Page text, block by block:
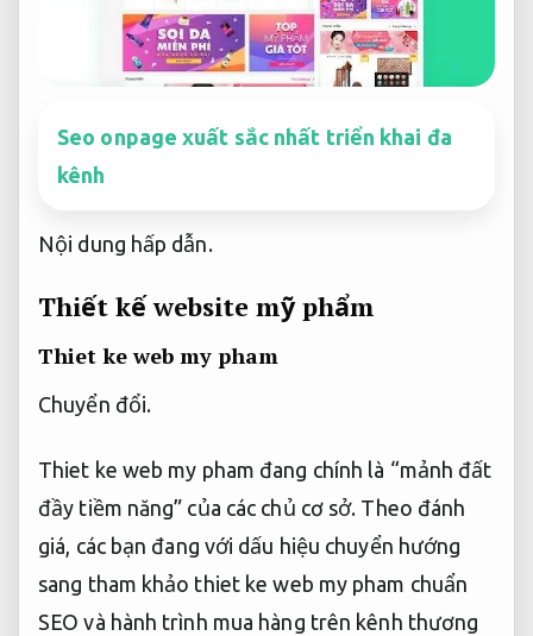
Seo onpage xuất sắc nhất triển khai đa
kênh
Nội dung hấp dẫn.
Thiết kế website mỹ phẩm
Thiet ke web my pham
Chuyển đổi.
Thiet ke web my pham đang chính là “mảnh đất
đầy tiềm năng” của các chủ cơ sở. Theo đánh
giá, các bạn đang với dấu hiệu chuyển hướng
sang tham khảo thiet ke web my pham chuẩn
SEO và hành trình mua hàng trên kênh thương